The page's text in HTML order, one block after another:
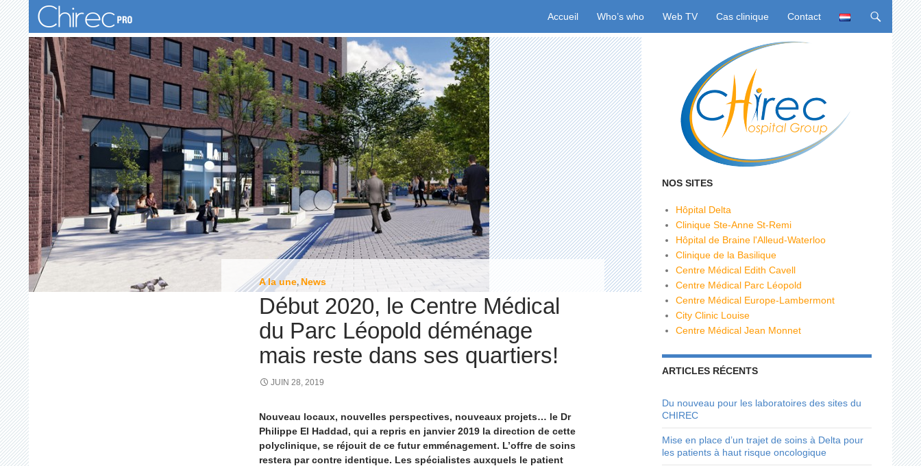
Recherche
Accueil
Who’s who Web TV Cas clinique Contact
A la une, News
Début 2020, le Centre Médical
du Parc Léopold déménage
mais reste dans ses quartiers!
JUIN 28, 2019
Nouveau locaux, nouvelles perspectives, nouveaux projets… le Dr
Philippe El Haddad, qui a repris en janvier 2019 la direction de cette
polyclinique, se réjouit de ce futur emménagement. L’offre de soins
restera par contre identique. Les spécialistes auxquels le patient
NOS SITES
Hôpital Delta
Clinique Ste-Anne St-Remi
Hôpital de Braine l'Alleud-Waterloo
Clinique de la Basilique
Centre Médical Edith Cavell
Centre Médical Parc Léopold
Centre Médical Europe-Lambermont
City Clinic Louise
Centre Médical Jean Monnet
ARTICLES RÉCENTS
Du nouveau pour les laboratoires des sites du
CHIREC
Mise en place d’un trajet de soins à Delta pour
les patients à haut risque oncologique